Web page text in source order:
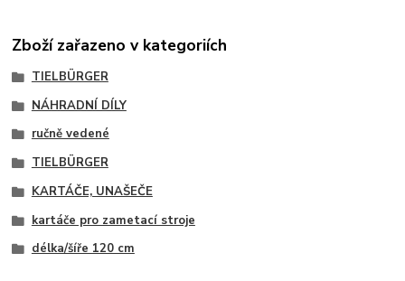
Zboží zařazeno v kategoriích
TIELBÜRGER
NÁHRADNÍ DÍLY
ručně vedené
TIELBÜRGER
KARTÁČE, UNAŠEČE
kartáče pro zametací stroje
délka/šíře 120 cm